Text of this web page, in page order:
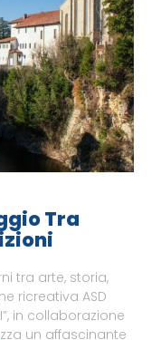
Tra
tra arte, storia,
ricreativa ASD
in collaborazione
un affascinante